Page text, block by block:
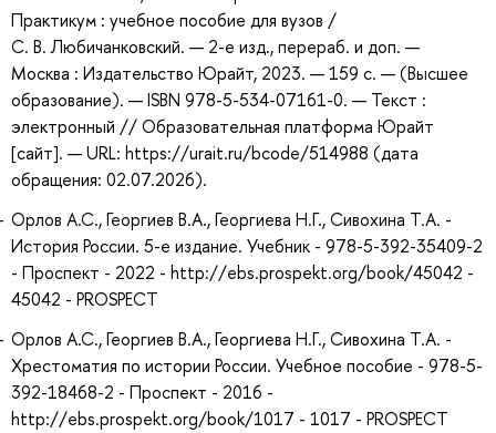
Практикум : учебное пособие для вузов /
С. В. Любичанковский. — 2-е изд., перераб. и доп. —
Москва : Издательство Юрайт, 2023. — 159 с. — (Высшее
образование). — ISBN 978-5-534-07161-0. — Текст :
электронный // Образовательная платформа Юрайт
[сайт]. — URL: https://urait.ru/bcode/514988 (дата
обращения: 02.07.2026).
Орлов А.С., Георгиев В.А., Георгиева Н.Г., Сивохина Т.А. -
История России. 5-е издание. Учебник - 978-5-392-35409-2
- Проспект - 2022 - http://ebs.prospekt.org/book/45042 -
45042 - PROSPECT
Орлов А.С., Георгиев В.А., Георгиева Н.Г., Сивохина Т.А. -
Хрестоматия по истории России. Учебное пособие - 978-5-
392-18468-2 - Проспект - 2016 -
http://ebs.prospekt.org/book/1017 - 1017 - PROSPECT